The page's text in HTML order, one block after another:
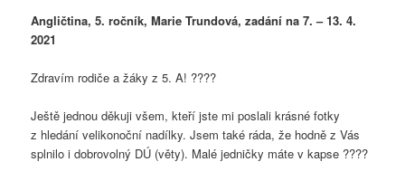
Angličtina, 5. ročník, Marie Trundová, zadání na 7. – 13. 4.
2021
Zdravím rodiče a žáky z 5. A! ????
Ještě jednou děkuji všem, kteří jste mi poslali krásné fotky
z hledání velikonoční nadílky. Jsem také ráda, že hodně z Vás
splnilo i dobrovolný DÚ (věty). Malé jedničky máte v kapse ????